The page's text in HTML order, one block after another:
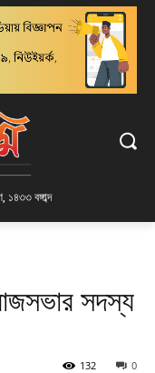
১৪৩৩ বঙ্গাব্দ
সদস্য
0
132